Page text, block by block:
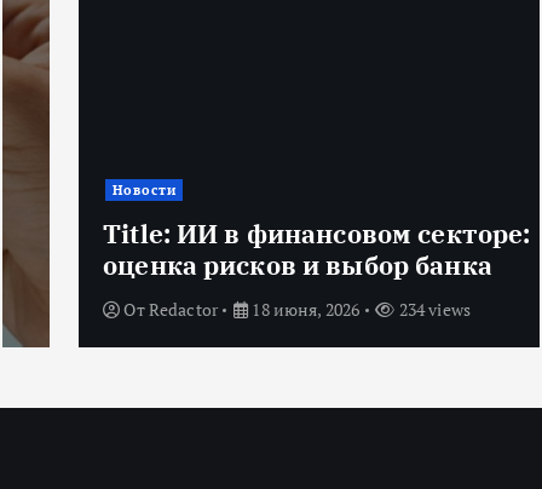
Новости
Title: ИИ в финансовом секторе:
оценка рисков и выбор банка
Redactor 18 июня, 2026 234 views